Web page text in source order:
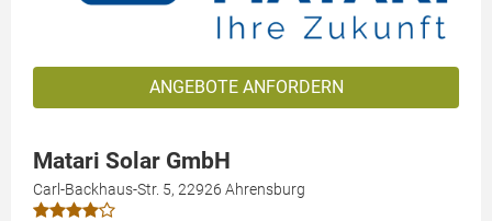
ANGEBOTE ANFORDERN
Matari Solar GmbH
Carl-Backhaus-Str. 5, 22926 Ahrensburg